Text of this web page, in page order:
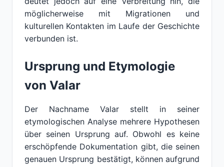
möglicherweise mit Migrationen und
kulturellen Kontakten im Laufe der Geschichte
verbunden ist.
Ursprung und Etymologie
von Valar
Der Nachname Valar stellt in seiner
etymologischen Analyse mehrere Hypothesen
über seinen Ursprung auf. Obwohl es keine
erschöpfende Dokumentation gibt, die seinen
genauen Ursprung bestätigt, können aufgrund